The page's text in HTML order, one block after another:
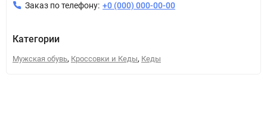
Заказ по телефону: +0 (000) 000-00-00
Категории
Мужская обувь, Кроссовки и Кеды, Кеды